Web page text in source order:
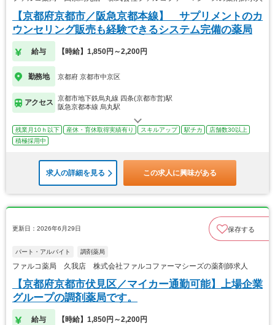
【京都府京都市／阪急京都本線】 サプリメントのカ
ウンセリング販売も経験できるシステム完備の薬局
給与 【時給】1,850円～2,200円
勤務地 京都府 京都市中京区
アクセス
京都市地下鉄烏丸線 四条(京都市営)駅
阪急京都本線 烏丸駅
残業月10ｈ以下 産休・育休取得実績有り スキルアップ 駅チカ
店舗数30以上
積極採用中
求人の詳細を見る この求人に興味がある
更新日：2026年6月29日 保存する
パート・アルバイト 調剤薬局
ファルコ薬局 久我店 株式会社ファルコファーマシーズの薬剤師求人
【京都府京都市伏見区／マイカー通勤可能】上場企業
グループの調剤薬局です。
給与 【時給】1,850円～2,200円